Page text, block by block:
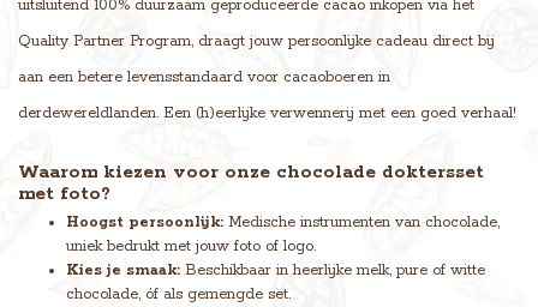
uitsluitend 100% duurzaam geproduceerde cacao inkopen via het
Quality Partner Program, draagt jouw persoonlijke cadeau direct bij
aan een betere levensstandaard voor cacaoboeren in
derdewereldlanden. Een (h)eerlijke verwennerij met een goed verhaal!
Waarom kiezen voor onze chocolade doktersset
met foto?
Hoogst persoonlijk: Medische instrumenten van chocolade,
uniek bedrukt met jouw foto of logo.
Kies je smaak: Beschikbaar in heerlijke melk, pure of witte
chocolade, óf als gemengde set.